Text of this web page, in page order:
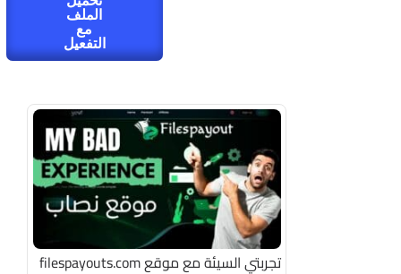
الملف
مع
التفعيل
تجربتي السيئة مع موقع filespayouts.com